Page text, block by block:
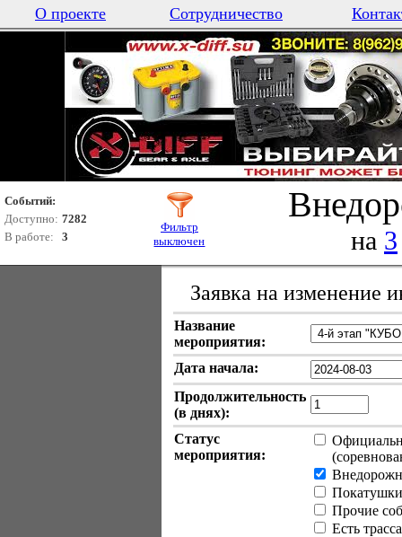
О проекте Сотрудничество
Событий:
Доступно: 7282
В работе:
3
Фильтр
выключен
на 3
Заявка на изменение
Название
мероприятия:
Дата начала:
Продолжительность
(в днях):
Статус
мероприятия:
Покатушки
Прочие
Есть